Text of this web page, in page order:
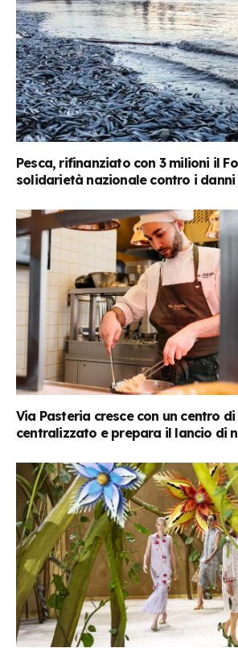
Pesca, rifinanziato con 3 milioni il
solidarietà nazionale contro i danni
Via Pasteria cresce con un centro
centralizzato e prepara il lancio di